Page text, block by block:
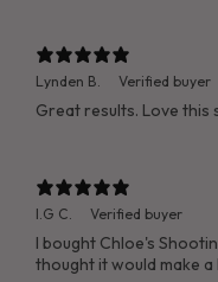
Lynden B.
Verified buyer
Great results. Love this
I.G C.
Verified buyer
I bought Chloe's
thought it would make